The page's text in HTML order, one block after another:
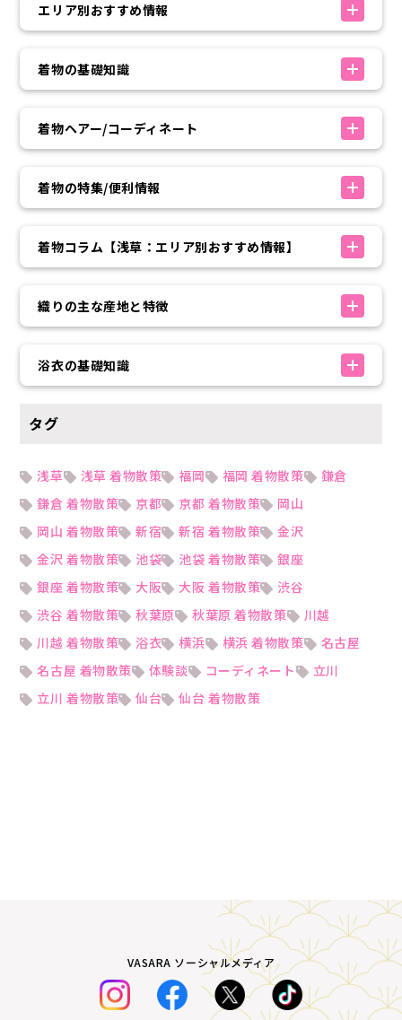
エリア別おすすめ情報
着物の基礎知識
着物ヘアー/コーディネート
着物の特集/便利情報
着物コラム【浅草：エリア別おすすめ情報】
織りの主な産地と特徴
浴衣の基礎知識
タグ
浅草 浅草 着物散策 福岡 福岡 着物散策
鎌倉
鎌倉 着物散策
京都 京都 着物散策
岡山
岡山 着物散策
新宿 新宿 着物散策
金沢
金沢 着物散策
池袋 池袋 着物散策
銀座
銀座 着物散策
大阪 大阪 着物散策
渋谷
渋谷 着物散策
秋葉原 秋葉原 着物散策
川越
川越 着物散策
浴衣 横浜 横浜 着物散策
名古屋
名古屋 着物散策
体験談 コーディネート
立川
立川 着物散策
仙台 仙台 着物散策
VASARA ソーシャルメディア